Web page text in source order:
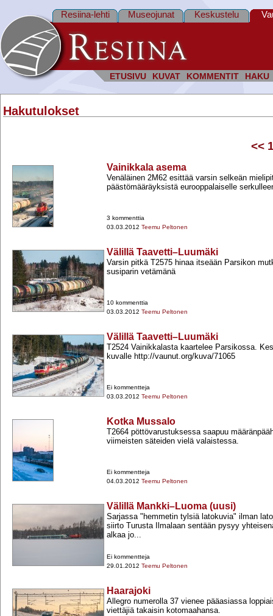
ETUSIVU KUVAT KOMMENTIT HAKU
Resiina-lehti Museojunat Keskustelu
Hakutulokset
<<
Vainikkala asema
Venäläinen 2M62 esittää varsin selkeän
päästömääräyksistä eurooppalaiselle
3 kommenttia
03.03.2012 Teemu Peltonen
Välillä Taavetti–Luumäki
Varsin pitkä T2575 hinaa itseään Parsikon
susiparin vetämänä
10 kommenttia
03.03.2012 Teemu Peltonen
Välillä Taavetti–Luumäki
T2524 Vainikkalasta kaartelee Parsikossa.
kuvalle http://vaunut.org/kuva/71065
Ei kommentteja
03.03.2012 Teemu Peltonen
Kotka Mussalo
T2664 pöttövarustuksessa saapuu
viimeisten säteiden vielä valaistessa.
Ei kommentteja
04.03.2012 Teemu Peltonen
Välillä Mankki–Luoma (uusi)
Sarjassa "hemmetin tylsiä latokuvia" ilman
siirto Turusta Ilmalaan sentään pysyy
alkaa jo...
Ei kommentteja
29.01.2012 Teemu Peltonen
Haarajoki
Allegro numerolla 37 vienee pääasiassa
viettäjiä takaisin kotomaahansa.